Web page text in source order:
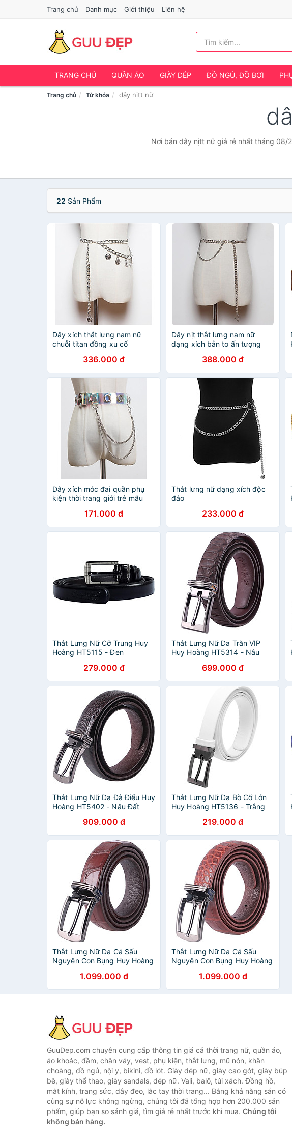
Trang chủ Danh mục Giới thiệu Liên hệ
TRANG CHỦ QUẦN ÁO GIÀY DÉP ĐỒ NGỦ, ĐỒ BƠI
Trang chủ Từ khóa dây nịtt nữ
Nơi bán dây nịtt nữ giá rẻ nhất tháng 08/
22 Sản Phẩm
Dây xích thắt lưng nam nữ
chuỗi titan đồng xu cổ
336.000 đ
Dây nịt thắt lưng nam nữ
dạng xích bản to ấn tượng
388.000 đ
Dây xích móc đai quần phụ
kiện thời trang giới trẻ mẫu
171.000 đ
Thắt lưng nữ dạng xích độc
đáo
233.000 đ
Thắt Lưng Nữ Cỡ Trung Huy
Hoàng HT5115 - Đen
279.000 đ
Thắt Lưng Nữ Da Trăn VIP
Huy Hoàng HT5314 - Nâu
699.000 đ
Thắt Lưng Nữ Da Đà Điểu Huy
Hoàng HT5402 - Nâu Đất
909.000 đ
Thắt Lưng Nữ Da Bò Cỡ Lớn
Huy Hoàng HT5136 - Trắng
219.000 đ
Thắt Lưng Nữ Da Cá Sấu
Nguyên Con Bụng Huy Hoàng
1.099.000 đ
Thắt Lưng Nữ Da Cá Sấu
Nguyên Con Bụng Huy Hoàng
1.099.000 đ
GuuDep.com chuyên cung cấp thông tin giá cả thời trang nữ, quần áo,
áo khoác, đầm, chân váy, vest, phụ kiện, thắt lưng, mũ nón, khăn
choàng, đồ ngủ, nội y, bikini, đồ lót. Giày dép nữ, giày cao gót, giày búp
bê, giày thể thao, giày sandals, dép nữ. Vali, balô, túi xách. Đồng hồ,
mắt kính, trang sức, dây đeo, lắc tay thời trang... Bằng khả năng sẵn có
cùng sự nỗ lực không ngừng, chúng tôi đã tổng hợp hơn 200.000 sản
phẩm, giúp bạn so sánh giá, tìm giá rẻ nhất trước khi mua. Chúng tôi
không bán hàng.